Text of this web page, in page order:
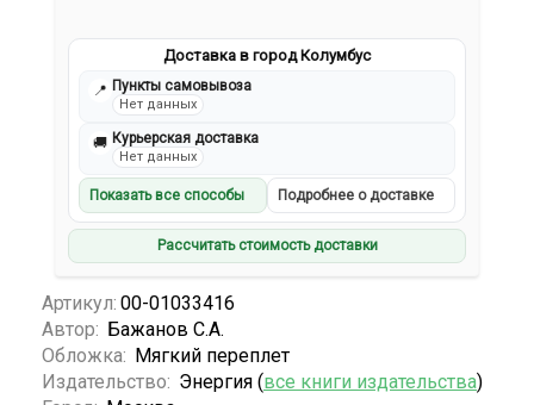
Доставка в город Колумбус
📍 Пункты самовывоза
Нет данных
🚚 Курьерская доставка
Нет данных
Показать все способы Подробнее о доставке
Рассчитать стоимость доставки
Артикул: 00-01033416
Автор: Бажанов С.А.
Обложка: Мягкий переплет
Издательство: Энергия (все книги издательства)